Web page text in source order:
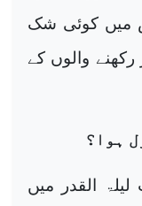
میں کوئی شک
والوں کے
ہوا؟
القدر میں